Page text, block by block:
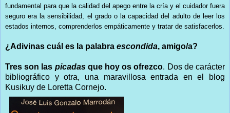
fundamental para que la calidad del apego entre la cría y el cuidador fuera
seguro era la sensibilidad, el grado o la capacidad del adulto de leer los
estados internos, comprenderlos empáticamente y tratar de satisfacerlos.
¿Adivinas cuál es la palabra escondida, amigo/a?
Tres son las picadasque hoy os ofrezco. Dos de carácter
bibliográfico y otra, una maravillosa entrada en el blog
Kusikuy de Loretta Cornejo.